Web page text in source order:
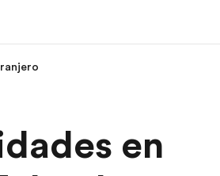
Ver todo lo que hacemos
en